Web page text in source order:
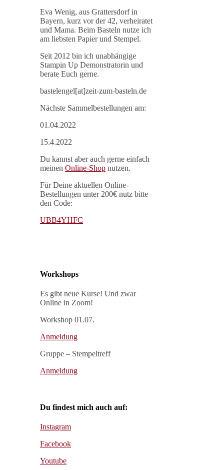
Eva Wenig, aus Grattersdorf in
Bayern, kurz vor der 42, verheiratet
und Mama. Beim Basteln nutze ich
am liebsten Papier und Stempel.
Seit 2012 bin ich unabhängige
Stampin Up Demonstratorin und
berate Euch gerne.
bastelengel[at]zeit-zum-basteln.de
Nächste Sammelbestellungen am:
01.04.2022
15.4.2022
Du kannst aber auch gerne einfach
meinen Online-Shop nutzen.
Für Deine aktuellen Online-
Bestellungen unter 200€ nutz bitte
den Code:
UBB4YHFC
Workshops
Es gibt neue Kurse! Und zwar
Online in Zoom!
Workshop 01.07.
Anmeldung
Gruppe – Stempeltreff
Anmeldung
Du findest mich auch auf:
Instagram
Facebook
Youtube